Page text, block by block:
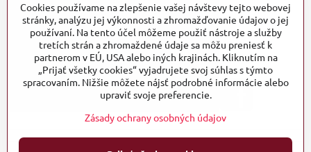
Cookies používame na zlepšenie vašej návštevy tejto webovej
stránky, analýzu jej výkonnosti a zhromažďovanie údajov o jej
používaní. Na tento účel môžeme použiť nástroje a služby
tretích strán a zhromaždené údaje sa môžu preniesť k
partnerom v EÚ, USA alebo iných krajinách. Kliknutím na
„Prijať všetky cookies“ vyjadrujete svoj súhlas s týmto
spracovaním. Nižšie môžete nájsť podrobné informácie alebo
upraviť svoje preferencie.
Zásady ochrany osobných údajov